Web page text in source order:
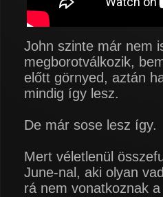
John szinte már nem
megborotválkozik,
előtt görnyed, aztán
mindig így lesz.
De már sose lesz így.
Mert véletlenül
June-nal, aki olyan
rá nem vonatkoznak